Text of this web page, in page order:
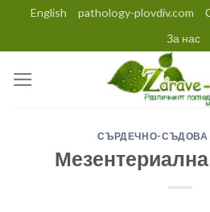
content
English pathology-plovdiv.com
За нас
СЪРДЕЧНО-СЪДОВА